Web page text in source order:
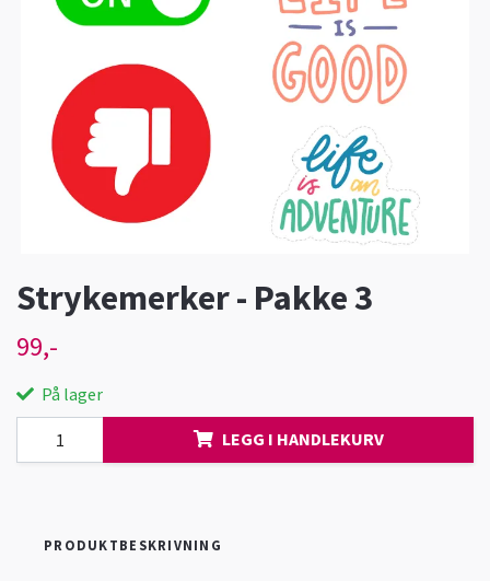
Strykemerker - Pakke 3
99,-
På lager
LEGG I HANDLEKURV
PRODUKTBESKRIVNING